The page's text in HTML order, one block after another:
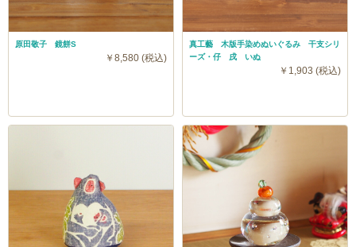
原田敬子 鏡餅S
￥8,580 (税込)
真工藝 木版手染めぬいぐるみ 干支シリ
ーズ・仔 戌 いぬ
￥1,903 (税込)